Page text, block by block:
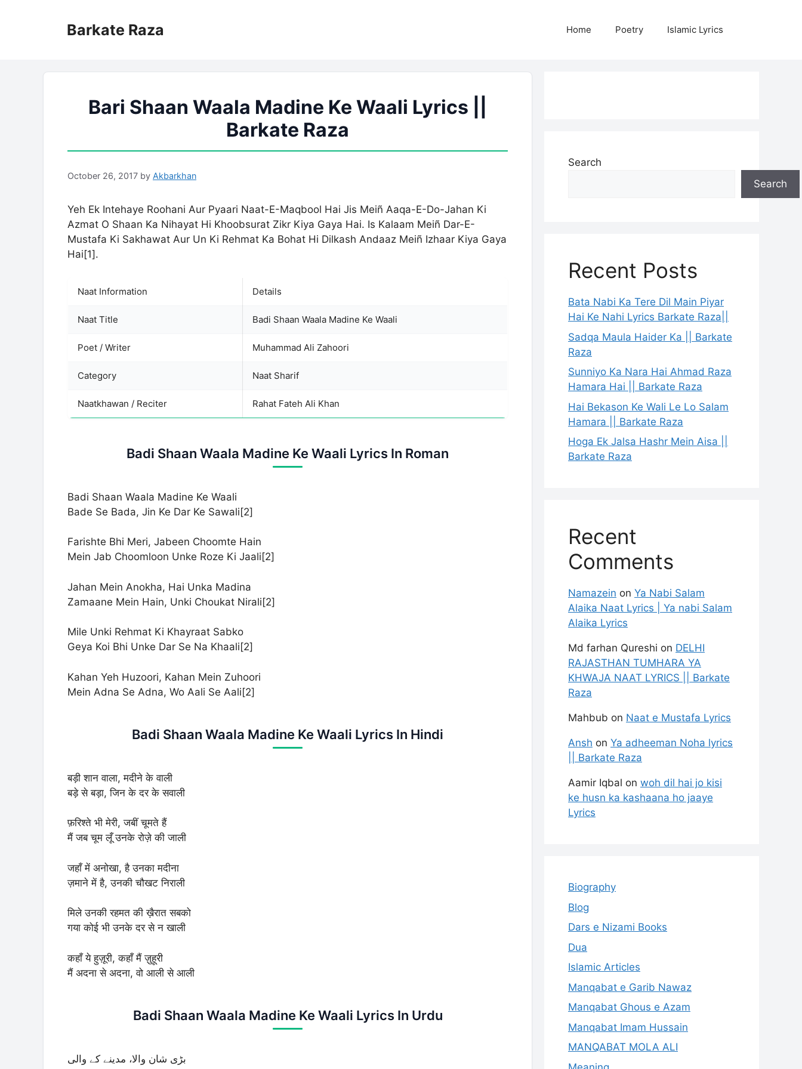
Barkate Raza Home Poetry Islamic Lyrics
Bari Shaan Waala Madine Ke Waali Lyrics ||
Barkate Raza
October 26, 2017 by Akbarkhan
Yeh Ek Intehaye Roohani Aur Pyaari Naat-E-Maqbool Hai Jis Meiñ Aaqa-E-Do-Jahan Ki
Azmat O Shaan Ka Nihayat Hi Khoobsurat Zikr Kiya Gaya Hai. Is Kalaam Meiñ Dar-E-
Mustafa Ki Sakhawat Aur Un Ki Rehmat Ka Bohat Hi Dilkash Andaaz Meiñ Izhaar Kiya Gaya
Hai[1].
Naat Information Details
Naat Title Badi Shaan Waala Madine Ke Waali
Poet / Writer Muhammad Ali Zahoori
Category Naat Sharif
Naatkhawan / Reciter Rahat Fateh Ali Khan
Badi Shaan Waala Madine Ke Waali Lyrics In Roman
Badi Shaan Waala Madine Ke Waali
Bade Se Bada, Jin Ke Dar Ke Sawali[2]
Farishte Bhi Meri, Jabeen Choomte Hain
Mein Jab Choomloon Unke Roze Ki Jaali[2]
Jahan Mein Anokha, Hai Unka Madina
Zamaane Mein Hain, Unki Choukat Nirali[2]
Mile Unki Rehmat Ki Khayraat Sabko
Geya Koi Bhi Unke Dar Se Na Khaali[2]
Kahan Yeh Huzoori, Kahan Mein Zuhoori
Mein Adna Se Adna, Wo Aali Se Aali[2]
Badi Shaan Waala Madine Ke Waali Lyrics In Hindi
बड़ी शान वाला, मदीने के वाली
बड़े से बड़ा, जिन के दर के सवाली
फ़रिश्ते भी मेरी, जबीं चूमते हैं
मैं जब चूम लूँ उनके रोज़े की जाली
जहाँ में अनोखा, है उनका मदीना
ज़माने में है, उनकी चौखट निराली
मिले उनकी रहमत की ख़ैरात सबको
गया कोई भी उनके दर से न खाली
कहाँ ये हुज़ूरी, कहाँ मैं ज़ुहूरी
मैं अदना से अदना, वो आली से आली
Badi Shaan Waala Madine Ke Waali Lyrics In Urdu
بڑی شان والا، مدینے کے والی
Search
Search
Recent Posts
Bata Nabi Ka Tere Dil Main Piyar
Hai Ke Nahi Lyrics Barkate Raza||
Sadqa Maula Haider Ka || Barkate
Raza
Sunniyo Ka Nara Hai Ahmad Raza
Hamara Hai || Barkate Raza
Hai Bekason Ke Wali Le Lo Salam
Hamara || Barkate Raza
Hoga Ek Jalsa Hashr Mein Aisa ||
Barkate Raza
Recent
Comments
Namazein on Ya Nabi Salam
Alaika Naat Lyrics | Ya nabi Salam
Alaika Lyrics
Md farhan Qureshi on DELHI
RAJASTHAN TUMHARA YA
KHWAJA NAAT LYRICS || Barkate
Raza
Mahbub on Naat e Mustafa Lyrics
Ansh on Ya adheeman Noha lyrics
|| Barkate Raza
Aamir Iqbal on woh dil hai jo kisi
ke husn ka kashaana ho jaaye
Lyrics
Biography
Blog
Dars e Nizami Books
Dua
Islamic Articles
Manqabat e Garib Nawaz
Manqabat Ghous e Azam
Manqabat Imam Hussain
MANQABAT MOLA ALI